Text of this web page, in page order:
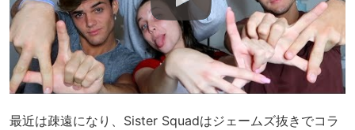
最近は疎遠になり、Sister Squadはジェームズ抜きでコラ